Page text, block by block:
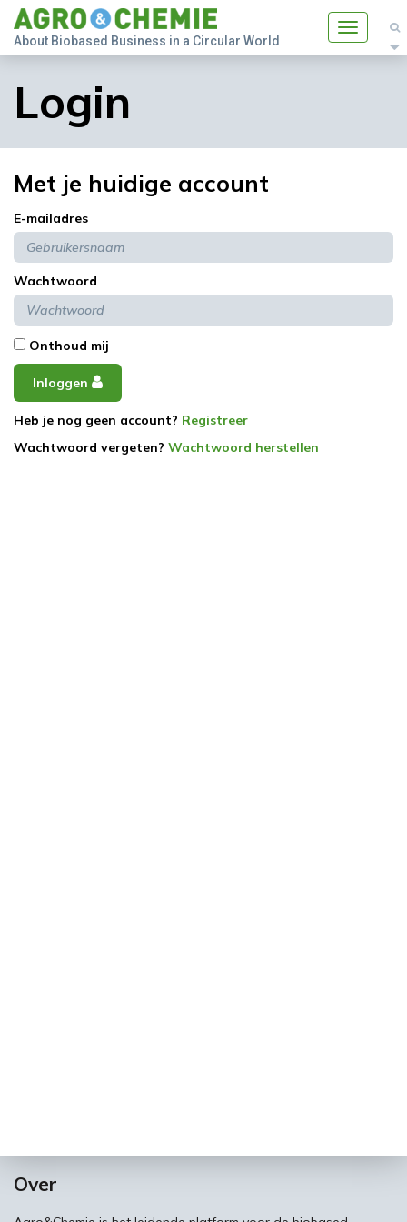
Toggle
About Biobased Business in a Circular World
Login
Met je huidige account
E-mailadres
Wachtwoord
Onthoud mij
Inloggen
Heb je nog geen account? Registreer
Wachtwoord vergeten? Wachtwoord herstellen
Over